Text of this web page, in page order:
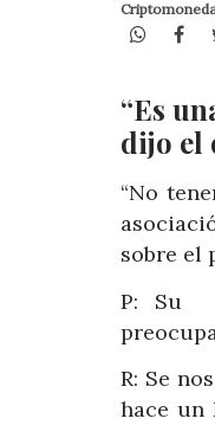
“Es
dijo el
“No
sobre el
P: Su
R: Se
hace un